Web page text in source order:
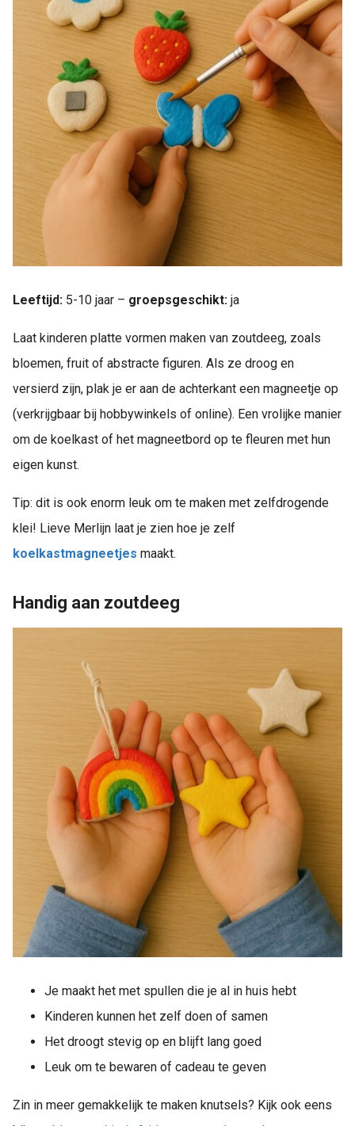
Leeftijd: 5-10 jaar – groepsgeschikt: ja
Laat kinderen platte vormen maken van zoutdeeg, zoals
bloemen, fruit of abstracte figuren. Als ze droog en
versierd zijn, plak je er aan de achterkant een magneetje op
(verkrijgbaar bij hobbywinkels of online). Een vrolijke manier
om de koelkast of het magneetbord op te fleuren met hun
eigen kunst.
Tip: dit is ook enorm leuk om te maken met zelfdrogende
klei! Lieve Merlijn laat je zien hoe je zelf
koelkastmagneetjes maakt.
Handig aan zoutdeeg
Je maakt het met spullen die je al in huis hebt
Kinderen kunnen het zelf doen of samen
Het droogt stevig op en blijft lang goed
Leuk om te bewaren of cadeau te geven
Zin in meer gemakkelijk te maken knutsels? Kijk ook eens